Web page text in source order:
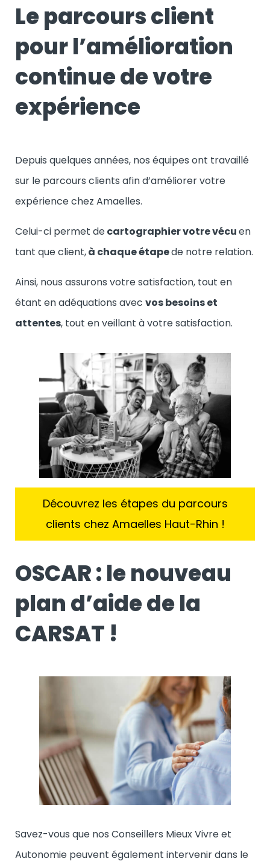
Le parcours client
pour l’amélioration
continue de votre
expérience
Depuis quelques années, nos équipes ont travaillé
sur le parcours clients afin d’améliorer votre
expérience chez Amaelles.
Celui-ci permet decartographier votre vécuen
tant que client,à chaque étapede notre relation.
Ainsi, nous assurons votre satisfaction, tout en
étant en adéquations avec vos besoins et
attentes, tout en veillant à votre satisfaction.
Découvrez les étapes du parcours
clients chez Amaelles Haut-Rhin !
OSCAR : le nouveau
plan d’aide de la
CARSAT !
Savez-vous que nos Conseillers Mieux Vivre et
Autonomie peuvent également intervenir dans le